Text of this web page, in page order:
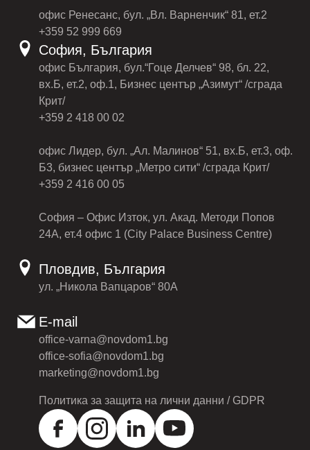
офис Ренесанс, бул. „Вл. Варненчик“ 81, ет.2
+359 52 999 669
София, България
офис България, бул.“Гоце Делчев“ 98, бл. 22,
вх.Б, ет.2, оф.1, Бизнес център „Азимут“ /сграда
Крит/
+359 2 418 00 02
офис Лидер, бул. „Ал. Малинов“ 51, вх.Б, ет.3, оф.
Б3, бизнес център „Метро сити“ /сграда Крит/
+359 2 416 00 05
София – Офис Изток, ул. Акад. Методи Попов
24А, ет.4 офис 1 (City Palace Business Centre)
Пловдив, България
ул. „Никола Вапцаров“ 80А
E-mail
office-varna@novdom1.bg
office-sofia@novdom1.bg
marketing@novdom1.bg
Политика за защита на лични данни / GDPR